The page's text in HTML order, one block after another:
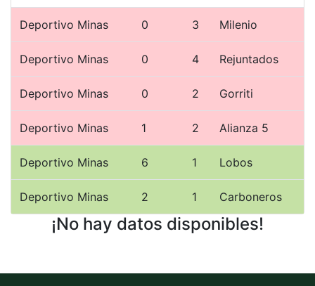
Deportivo Minas 0 3 Milenio
Deportivo Minas 0 4 Rejuntados
Deportivo Minas 0 2 Gorriti
Deportivo Minas 1 2 Alianza 5
Deportivo Minas 6 1 Lobos
Deportivo Minas 2 1 Carboneros
¡No hay datos disponibles!